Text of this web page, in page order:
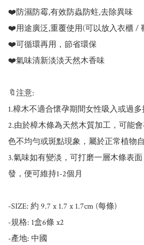
❤️防濕防霉,有效防蟲防蛀,去除異味
❤️用途廣泛,重覆使用(可以放入衣櫃 /
❤️可循環再用，節省環保
❤️氣味清新淡淡天然木香味
🔖注意:
1.樟木不適合懷孕期間女性吸入或過
2.由於樟木條為天然木質加工，可能
色不均勻或斑點現象，屬於正常植物
3.氣味如有變淡，可打磨一層木條表
發，便可維持1-2個月
-SIZE: 約 9.7 x 1.7 x 1.7cm (每條)
-規格: 1盒6條 x2
-產地: 中國